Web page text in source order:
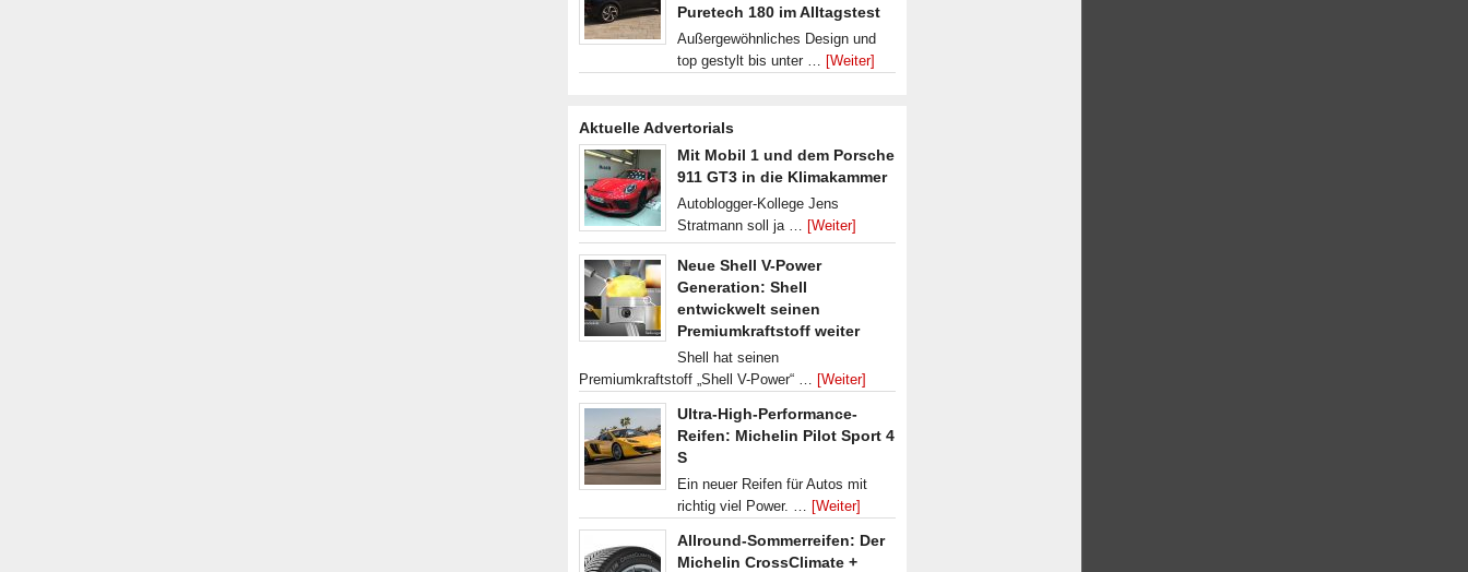
Puretech 180 im Alltagstest
Außergewöhnliches Design und
top gestylt bis unter … [Weiter]
Aktuelle Advertorials
Mit Mobil 1 und dem Porsche
911 GT3 in die Klimakammer
Autoblogger-Kollege Jens
Stratmann soll ja … [Weiter]
Neue Shell V-Power
Generation: Shell
entwickwelt seinen
Premiumkraftstoff weiter
Shell hat seinen
Premiumkraftstoff „Shell V-Power“ … [Weiter]
Ultra-High-Performance-
Reifen: Michelin Pilot Sport 4
S
Ein neuer Reifen für Autos mit
richtig viel Power. … [Weiter]
Allround-Sommerreifen: Der
Michelin CrossClimate +